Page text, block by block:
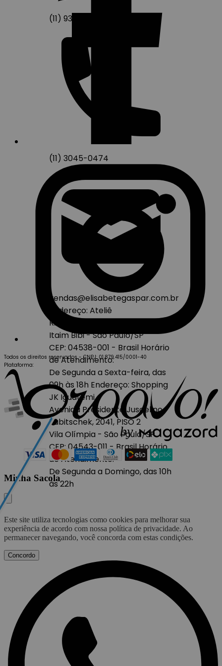
(11) 93249-7938
(11) 3045-0474
vendas@elisabetegaspar.com.br
Endereço: Ateliê
R. Prof. Atílio Innocenti, 474
Itaim Bibi - São Paulo/SP
CEP: 04538-001 - Brasil Horário
de Atendimento:
De Segunda a Sexta-feira, das
09h às 18h Endereço: Shopping
JK Iguatemi
Avenida Presidente Juscelino
Kubitschek, 2041, PISO 2
Vila Olímpia - São Paulo/SP
CEP: 04543-011 - BrasilHorário
de Atendimento:
De Segunda a Domingo, das 10h
às 22h
Todos os direitos reservados-CNPJ: 01.879.415/0001-40
Plataforma:
by
Minha Sacola
Este site utiliza tecnologias como cookies para melhorar sua
experiência de acordo com nossa política de privacidade. Ao
permanecer navegando, você concorda com estas condições.
Concordo